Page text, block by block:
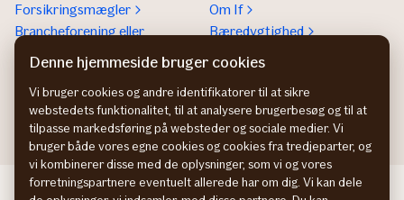
Forsikringsmægler
Brancheforening eller
organisation
If vejhjælp Europa
Bliv partner
Om If
Bæredygtighed
If företagsförsäkring SE
Denne hjemmeside bruger cookies
Vi bruger cookies og andre identifikatorer til at sikre
webstedets funktionalitet, til at analysere brugerbesøg og til at
tilpasse markedsføring på websteder og sociale medier. Vi
bruger både vores egne cookies og cookies fra tredjeparter, og
vi kombinerer disse med de oplysninger, som vi og vores
forretningspartnere eventuelt allerede har om dig. Vi kan dele